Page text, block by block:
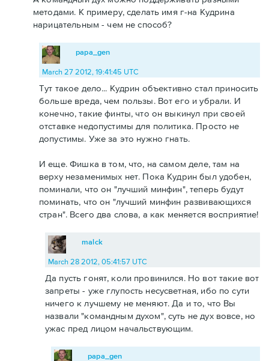
методами. К примеру, сделать имя г-на Кудрина
нарицательным - чем не способ?
papa_gen
March 27 2012, 19:41:45 UTC
Тут такое дело... Кудрин объективно стал приносить
больше вреда, чем пользы. Вот его и убрали. И
конечно, такие финты, что он выкинул при своей
отставке недопустимы для политика. Просто не
допустимы. Уже за это нужно гнать.
И еще. Фишка в том, что, на самом деле, там на
верху незаменимых нет. Пока Кудрин был удобен,
поминали, что он "лучший минфин", теперь будут
поминать, что он "лучший минфин развивающихся
стран". Всего два слова, а как меняется восприятие!
malck
March 28 2012, 05:41:57 UTC
Да пусть гонят, коли провинился. Но вот такие вот
запреты - уже глупость несусветная, ибо по сути
ничего к лучшему не меняют. Да и то, что Вы
назвали "командным духом", суть не дух вовсе, но
ужас пред лицом начальствующим.
papa_gen